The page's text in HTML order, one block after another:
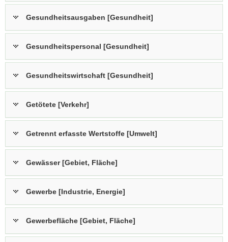
Gesundheitsausgaben [Gesundheit]
Gesundheitspersonal [Gesundheit]
Gesundheitswirtschaft [Gesundheit]
Getötete [Verkehr]
Getrennt erfasste Wertstoffe [Umwelt]
Gewässer [Gebiet, Fläche]
Gewerbe [Industrie, Energie]
Gewerbefläche [Gebiet, Fläche]